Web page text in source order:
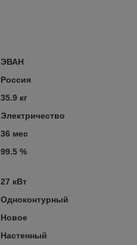
ЭВАН
Россия
35.9 кг
Электричество
36 мес
99.5 %
27 кВт
Одноконтурный
Новое
Настенный